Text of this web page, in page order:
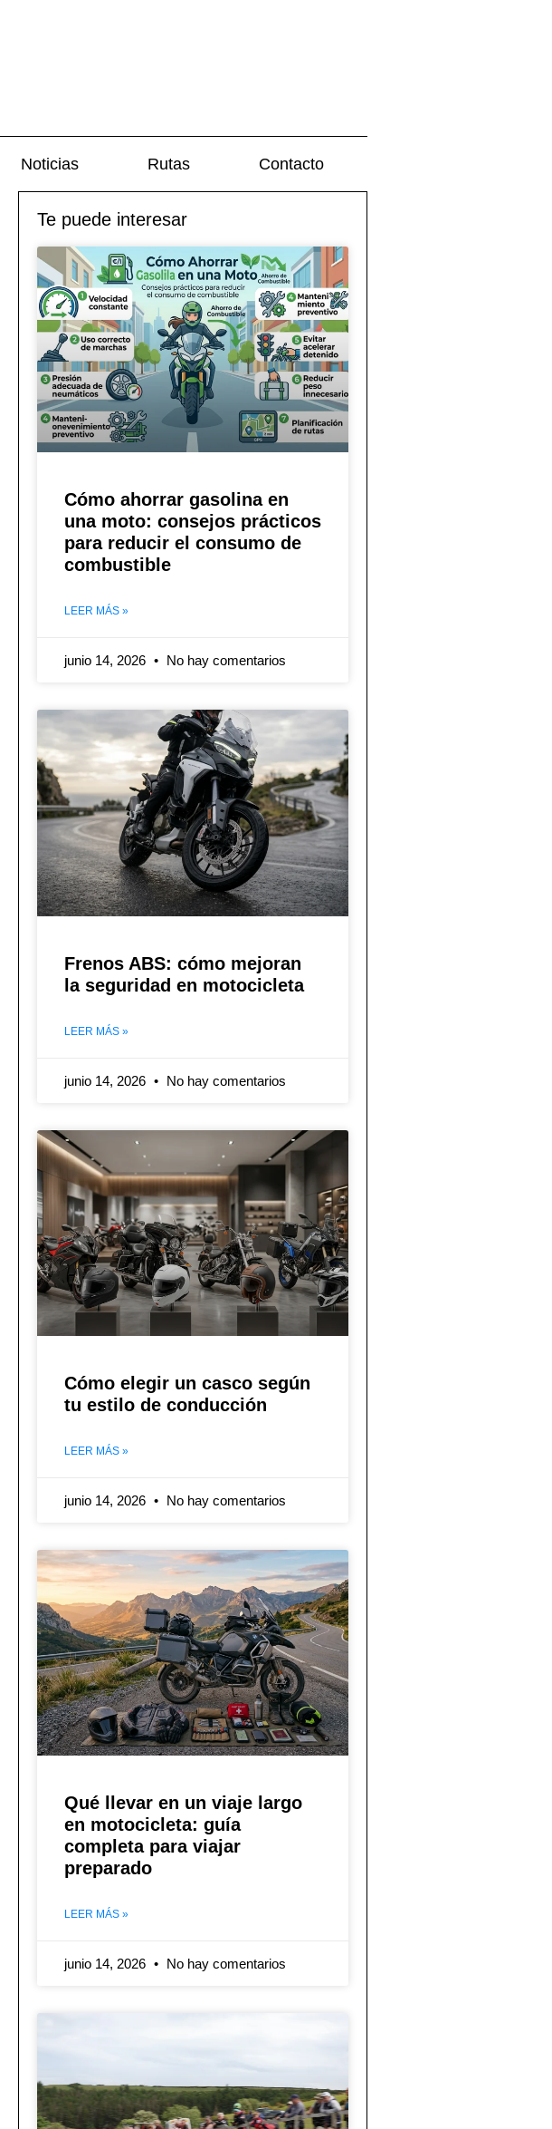
Noticias Rutas Contacto
Te puede interesar
Cómo ahorrar gasolina en
una moto: consejos prácticos
para reducir el consumo de
combustible
LEER MÁS »
junio 14, 2026 No hay comentarios
Frenos ABS: cómo mejoran
la seguridad en motocicleta
LEER MÁS »
junio 14, 2026 No hay comentarios
Cómo elegir un casco según
tu estilo de conducción
LEER MÁS »
junio 14, 2026 No hay comentarios
Qué llevar en un viaje largo
en motocicleta: guía
completa para viajar
preparado
LEER MÁS »
junio 14, 2026 No hay comentarios